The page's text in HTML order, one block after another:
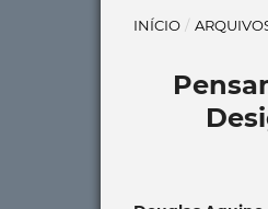
INÍCIO /